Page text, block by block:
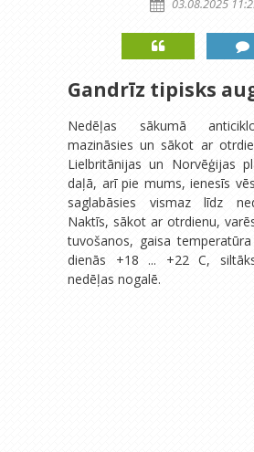
03.08.2025
Gandrīz tipisks
Nedēļas sākumā
mazināsies un sākot ar
Lielbritānijas un Norvēģijas
daļā, arī pie mums, ienesīs
saglabāsies vismaz līdz
Naktīs, sākot ar otrdienu,
tuvošanos, gaisa
dienās +18 ... +22 C,
nedēļas nogalē.